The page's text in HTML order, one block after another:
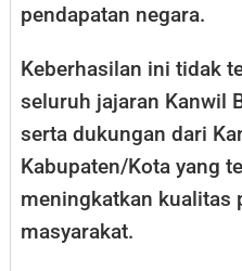
pendapatan negara.
Keberhasilan ini tidak
seluruh jajaran Kanwil
serta dukungan dari
Kabupaten/Kota yang
meningkatkan kualitas
masyarakat.